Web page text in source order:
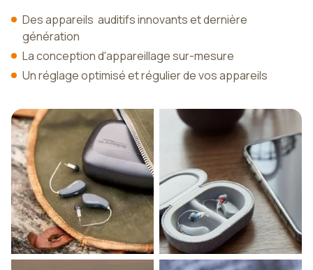
Des appareils auditifs innovants et dernière
génération
La conception d'appareillage sur-mesure
Un réglage optimisé et régulier de vos appareils